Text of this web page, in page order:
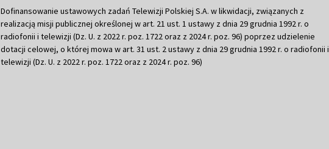
Dofinansowanie ustawowych zadań Telewizji Polskiej S.A. w likwidacji, związanych z
realizacją misji publicznej określonej w art. 21 ust. 1 ustawy z dnia 29 grudnia 1992 r. o
radiofonii i telewizji (Dz. U. z 2022 r. poz. 1722 oraz z 2024 r. poz. 96) poprzez udzielenie
dotacji celowej, o której mowa w art. 31 ust. 2 ustawy z dnia 29 grudnia 1992 r. o radiofonii i
telewizji (Dz. U. z 2022 r. poz. 1722 oraz z 2024 r. poz. 96)